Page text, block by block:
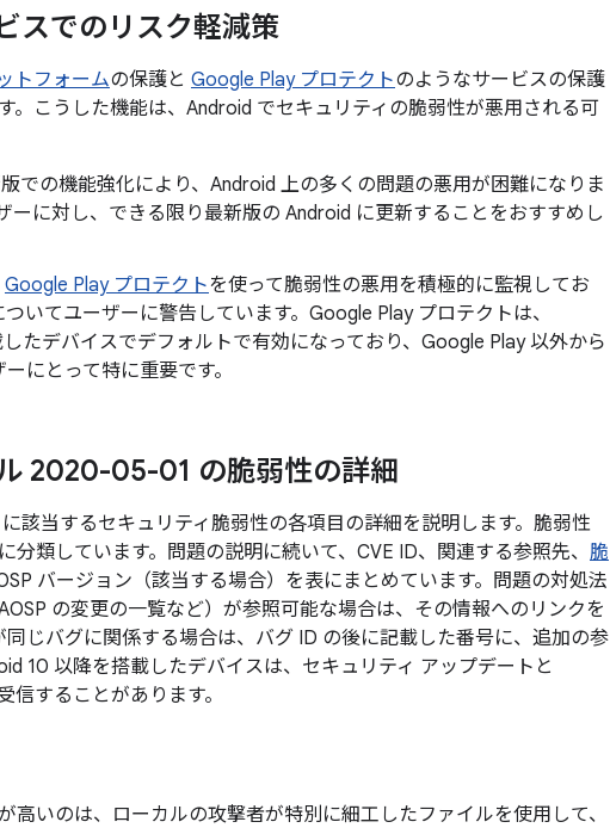
スでのリスク軽減策
トフォームの保護と Google Play プロテクトのようなサービスの保護
。こうした機能は、Android でセキュリティの脆弱性が悪用される可
での機能強化により、Android 上の多くの問題の悪用が困難になりま
ーに対し、できる限り最新版の Android に更新することをおすすめし
Google Play プロテクトを使って脆弱性の悪用を積極的に監視してお
ついてユーザーに警告しています。Google Play プロテクトは、
たデバイスでデフォルトで有効になっており、Google Play 以外から
にとって特に重要です。
2020-05-01 の脆弱性の詳細
該当するセキュリティ脆弱性の各項目の詳細を説明します。脆弱性
類しています。問題の説明に続いて、CVE ID、関連する参照先、 脆
バージョン（該当する場合）を表にまとめています。問題の対処法
の変更の一覧など）が参照可能な場合は、その情報へのリンクを
じバグに関係する場合は、バグ ID の後に記載した番号に、追加の参
10 以降を搭載したデバイスは、セキュリティ アップデートと
信することがあります。
高いのは、ローカルの攻撃者が特別に細工したファイルを使用して、